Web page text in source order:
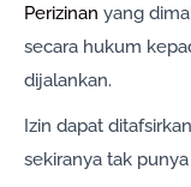
Perizinan yang
secara hukum
dijalankan.
Izin dapat
sekiranya tak